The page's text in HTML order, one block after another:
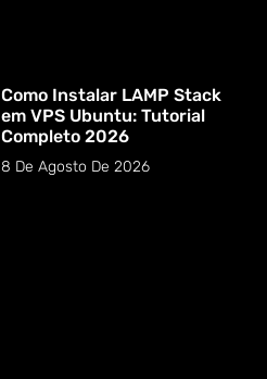
Como Instalar LAMP Stack
em VPS Ubuntu: Tutorial
Completo 2026
8 De Agosto De 2026